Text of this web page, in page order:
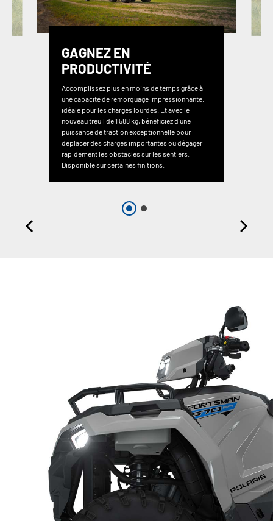
GAGNEZ EN
PRODUCTIVITÉ
Accomplissez plus en moins de temps grâce à
une capacité de remorquage impressionnante,
idéale pour les charges lourdes. Et avec le
nouveau treuil de 1 588 kg, bénéficiez d’une
puissance de traction exceptionnelle pour
déplacer des charges importantes ou dégager
rapidement les obstacles sur les sentiers.
Disponible sur certaines finitions.